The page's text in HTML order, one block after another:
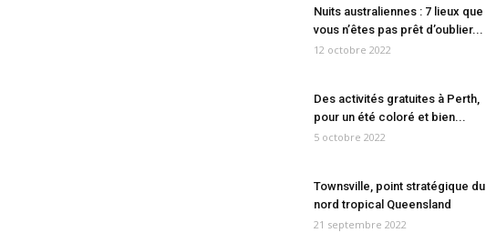
Nuits australiennes : 7 lieux que
vous n’êtes pas prêt d’oublier...
12 octobre 2022
Des activités gratuites à Perth,
pour un été coloré et bien...
5 octobre 2022
Townsville, point stratégique du
nord tropical Queensland
21 septembre 2022